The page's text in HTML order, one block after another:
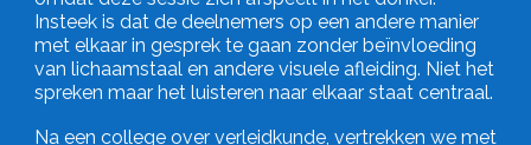
Insteek is dat de deelnemers op een andere manier
met elkaar in gesprek te gaan zonder beïnvloeding
van lichaamstaal en andere visuele afleiding. Niet het
spreken maar het luisteren naar elkaar staat centraal.
Na een college over verleidkunde, vertrekken we met